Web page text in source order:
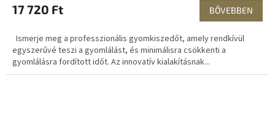
17 720 Ft BŐVEBBEN
Ismerje meg a professzionális gyomkiszedőt, amely rendkívül
egyszerűvé teszi a gyomlálást, és minimálisra csökkenti a
gyomlálásra fordított időt. Az innovatív kialakításnak...